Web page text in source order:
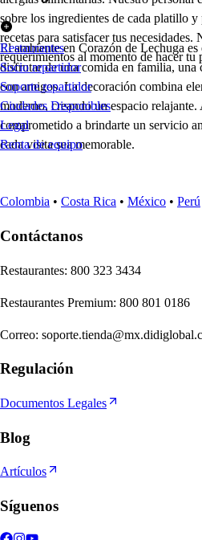
sobre los ingredientes de cada platillo y
recetas para satisfacer tus
requerimientos al momento de hacer tu
El ambiente en Corazón de Lechuga
disfrutar de una comida en familia, una
con amigos. La decoración combina
moderno, creando un espacio relajante.
comprometido a brindarte un servicio
cada visita sea memorable.
Restaurantes
Socio repartidor
Soporte repartidor
Ciudades Disponibles
Legal
Renta de equipo
Colombia • Costa Rica • México • Perú
Contáctanos
Restaurantes: 800 323 3434
Restaurantes Premium: 800 801 0186
Correo:
Regulación
Documentos Legales
Blog
Artículos
Síguenos